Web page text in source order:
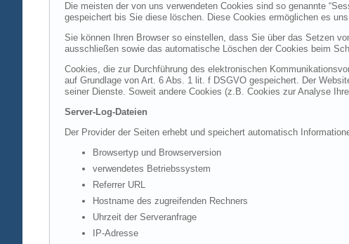
Die meisten der von uns verwendeten Cookies sind so genannte
gespeichert bis Sie diese löschen. Diese Cookies ermöglichen es
Sie können Ihren Browser so einstellen, dass Sie über das Setzen
ausschließen sowie das automatische Löschen der Cookies beim
Cookies, die zur Durchführung des elektronischen
auf Grundlage von Art. 6 Abs. 1 lit. f DSGVO gespeichert. Der
seiner Dienste. Soweit andere Cookies (z.B. Cookies zur Analyse
Server-Log-Dateien
Der Provider der Seiten erhebt und speichert automatisch
Browsertyp und Browserversion
verwendetes Betriebssystem
Referrer URL
Hostname des zugreifenden Rechners
Uhrzeit der Serveranfrage
IP-Adresse